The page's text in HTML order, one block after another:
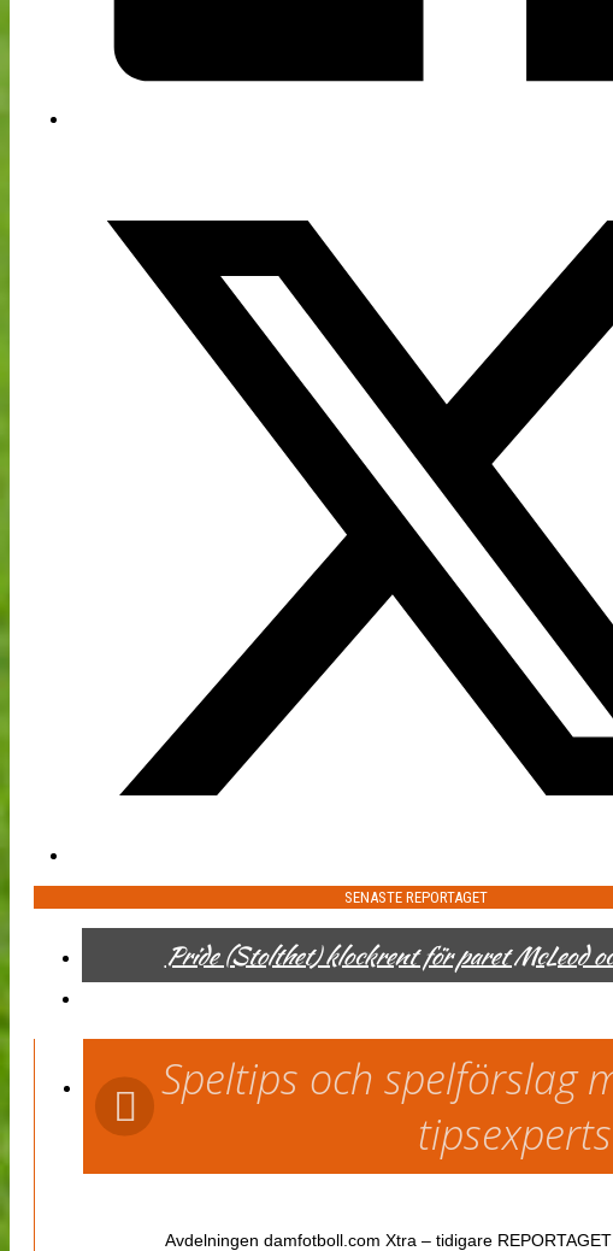
SENASTE REPORTAGET
Pride (Stolthet) klockrent för paret McLeod
Speltips och spelförslag
tipsexperts
Avdelningen damfotboll.com Xtra – tidigare